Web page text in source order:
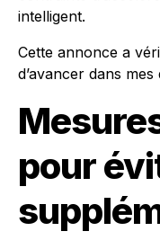
intelligent.
Cette annonce a
d’avancer dans
pour